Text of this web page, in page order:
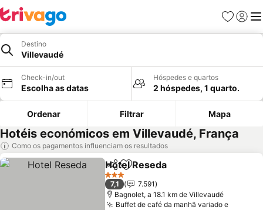
Favoritos
Iniciar
Destino
Villevaudé
Check-in/out
Escolha as datas
Hóspedes e quartos
2 hóspedes, 1 quarto.
Ordenar Filtrar Mapa
Hotéis económicos em Villevaudé, França
Como os pagamentos influenciam os resultados
PartilharAdicionar aos favoritos
Hotel Reseda
3 Estrelas
7,1
7.591
Bagnolet, a 18.1 km de Villevaudé
Buffet de café da manhã variado e